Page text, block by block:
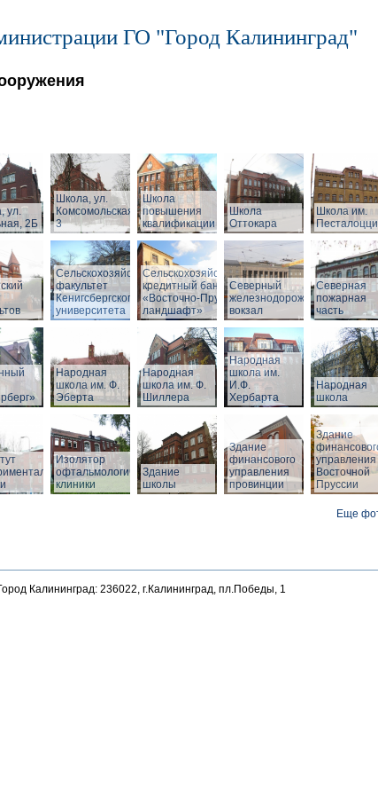
ГО "Город Калининград"
ул.
2Б
Школа, ул.
Комсомольская,
3
Школа
повышения
квалификации
Школа
Оттокара
Школа им.
Песталоцци
Сельскохозяйственный
факультет
Кенигсбергского
университета
Сельскохозяйственный
кредитный банк
«Восточно-Прусский
ландшафт»
Северный
железнодорожный
вокзал
Северная
пожарная
часть
Народная
школа им. Ф.
Эберта
Народная
школа им. Ф.
Шиллера
Народная
школа им.
И.Ф.
Хербарта
Народная
школа
Изолятор
офтальмологической
клиники
Здание
школы
Здание
финансового
управления
провинции
Здание
управления
Восточной
Пруссии
Еще
Калининград: 236022, г.Калининград, пл.Победы, 1